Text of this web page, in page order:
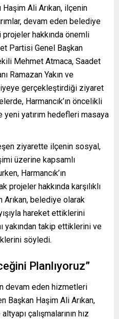
Haşim Ali Arıkan, ilçenin
devam eden belediye
projeler hakkında önemli
Partisi Genel Başkan
Mehmet Atmaca, Saadet
Ramazan Yakın ve
gerçekleştirdiği ziyaret
Harmancık’ın öncelikli
yatırım hedefleri masaya
ziyarette ilçenin sosyal,
üzerine kapsamlı
Harmancık’ın
projeler hakkında karşılıklı
Arıkan, belediye olarak
hareket ettiklerini
yakından takip ettiklerini ve
söyledi.
Planlıyoruz”
devam eden hizmetleri
Başkan Haşim Ali Arıkan,
çalışmalarının hız